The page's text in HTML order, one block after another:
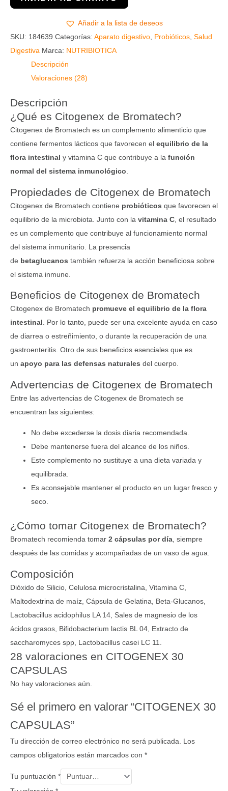
Añadir a la lista de deseos
SKU: 184639 Categorías: Aparato digestivo, Probióticos, Salud
Digestiva Marca: NUTRIBIOTICA
Descripción
Valoraciones (28)
Descripción
¿Qué es Citogenex de Bromatech?
Citogenex de Bromatech es un complemento alimenticio que
contiene fermentos lácticos que favorecen el equilibrio de la
flora intestinal y vitamina C que contribuye a la función
normal del sistema inmunológico
Propiedades de Citogenex de Bromatech
Citogenex de Bromatech contiene probióticos que favorecen el
equilibrio de la microbiota. Junto con la vitamina C , el resultado
es un complemento que contribuye al funcionamiento normal
del sistema inmunitario. La presencia
de betaglucanos también refuerza la acción beneficiosa sobre
el sistema inmune.
Beneficios de Citogenex de Bromatech
Citogenex de Bromatech promueve el equilibrio de la flora
intestinal . Por lo tanto, puede ser una excelente ayuda en caso
de diarrea o estreñimiento, o durante la recuperación de una
gastroenteritis. Otro de sus beneficios esenciales que es
un apoyo para las defensas naturales del cuerpo.
Advertencias de Citogenex de Bromatech
Entre las advertencias de Citogenex de Bromatech se
encuentran las siguientes:
No debe excederse la dosis diaria recomendada.
Debe mantenerse fuera del alcance de los niños.
Este complemento no sustituye a una dieta variada y
equilibrada.
Es aconsejable mantener el producto en un lugar fresco y
seco.
¿Cómo tomar Citogenex de Bromatech?
Bromatech recomienda tomar 2 cápsulas por día, siempre
después de las comidas y acompañadas de un vaso de agua.
Composición
Dióxido de Silicio, Celulosa microcristalina, Vitamina C,
Maltodextrina de maíz, Cápsula de Gelatina, Beta-Glucanos,
Lactobacillus acidophilus LA 14, Sales de magnesio de los
ácidos grasos, Bifidobacterium lactis BL 04, Extracto de
saccharomyces spp, Lactobacillus casei LC 11.
28 valoraciones en CITOGENEX 30
CAPSULAS
No hay valoraciones aún.
Sé el primero en valorar “CITOGENEX 30
CAPSULAS”
Tu dirección de correo electrónico no será publicada.
Los
campos obligatorios están marcados con *
Tu puntuación *